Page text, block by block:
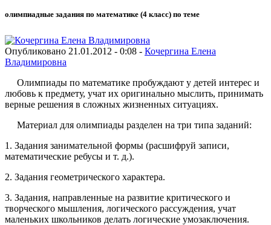
олимпиадные задания по математике (4 класс) по теме
Опубликовано 21.01.2012 - 0:08 - Кочергина Елена
Владимировна
Олимпиады по математике пробуждают у детей интерес и
любовь к предмету, учат их оригинально мыслить, принимать
верные решения в сложных жизненных ситуациях.
Материал для олимпиады разделен на три типа заданий:
1. Задания занимательной формы (расшифруй записи,
математические ребусы и т. д.).
2. Задания геометрического характера.
3. Задания, направленные на развитие критического и
творческого мышления, логического рассуждения, учат
маленьких школьников делать логические умозаключения.